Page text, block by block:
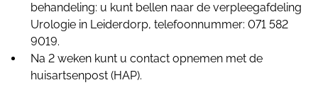
behandeling: u kunt bellen naar de verpleegafdeling
Urologie in Leiderdorp, telefoonnummer: 071 582
9019.
Na 2 weken kunt u contact opnemen met de
huisartsenpost (HAP).